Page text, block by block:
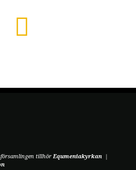
tillhörEqumeniakyrkan|